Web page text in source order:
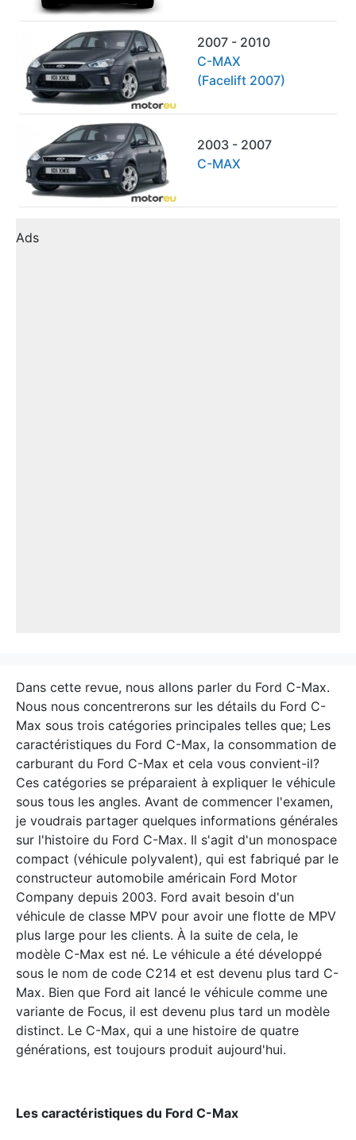
2007 - 2010
C-MAX
(Facelift 2007)
2003 - 2007
C-MAX
Ads
Dans cette revue, nous allons parler du Ford C-Max.
Nous nous concentrerons sur les détails du Ford C-
Max sous trois catégories principales telles que; Les
caractéristiques du Ford C-Max, la consommation de
carburant du Ford C-Max et cela vous convient-il?
Ces catégories se préparaient à expliquer le véhicule
sous tous les angles. Avant de commencer l'examen,
je voudrais partager quelques informations générales
sur l'histoire du Ford C-Max. Il s'agit d'un monospace
compact (véhicule polyvalent), qui est fabriqué par le
constructeur automobile américain Ford Motor
Company depuis 2003. Ford avait besoin d'un
véhicule de classe MPV pour avoir une flotte de MPV
plus large pour les clients. À la suite de cela, le
modèle C-Max est né. Le véhicule a été développé
sous le nom de code C214 et est devenu plus tard C-
Max. Bien que Ford ait lancé le véhicule comme une
variante de Focus, il est devenu plus tard un modèle
distinct. Le C-Max, qui a une histoire de quatre
générations, est toujours produit aujourd'hui.
Les caractéristiques du Ford C-Max